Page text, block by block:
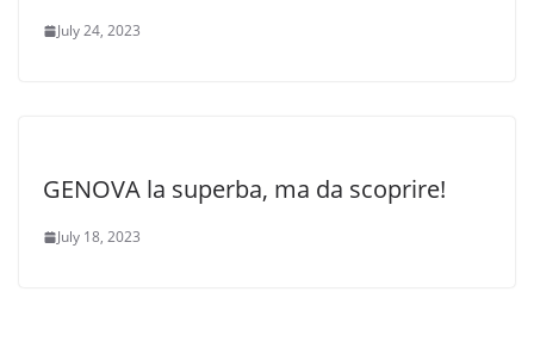
July 24, 2023
GENOVA la superba, ma da scoprire!
July 18, 2023